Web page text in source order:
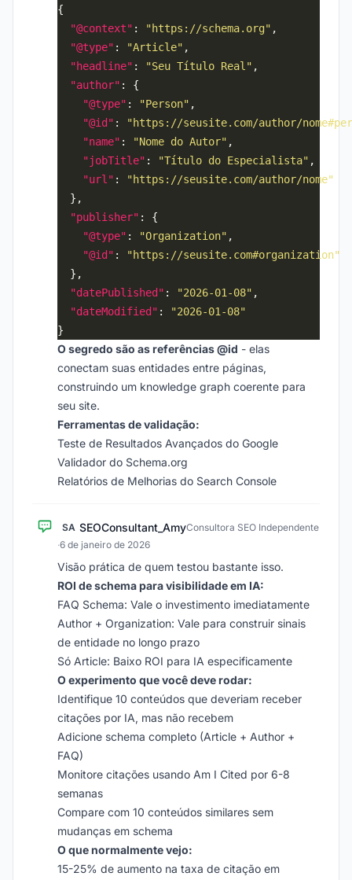
"@context" : "https://schema.org"
"@type" : "Article"
"headline" : "Seu Título Real"
"author"
"@type" : "Person"
"@id" :
"https://seusite.com/author/
"name" : "Nome do Autor"
"jobTitle" : "Título do Especialista"
"url" :
"https://seusite.com/author/nome"
"publisher"
"@type" : "Organization"
"@id" :
"https://seusite.com#organization"
"datePublished" : "2026-01-08"
"dateModified" :
"2026-01-08"
O segredo são as referências @id - elas
conectam suas entidades entre páginas,
construindo um knowledge graph coerente para
seu site.
Ferramentas de validação:
Teste de Resultados Avançados do Google
Validador do Schema.org
Relatórios de Melhorias do Search Console
SA SEOConsultant_AmyConsultora SEO Independente
·6 de janeiro de 2026
Visão prática de quem testou bastante isso.
ROI de schema para visibilidade em IA:
FAQ Schema: Vale o investimento imediatamente
Author + Organization: Vale para construir sinais
de entidade no longo prazo
Só Article: Baixo ROI para IA especificamente
O experimento que você deve rodar:
Identifique 10 conteúdos que deveriam receber
citações por IA, mas não recebem
Adicione schema completo (Article + Author +
FAQ)
Monitore citações usando Am I Cited por 6-8
semanas
Compare com 10 conteúdos similares sem
mudanças em schema
O que normalmente vejo:
15-25% de aumento na taxa de citação em